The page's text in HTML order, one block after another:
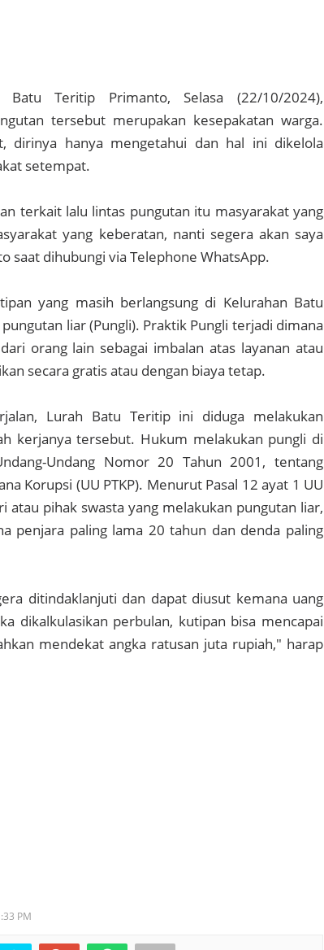
Teritip Primanto, Selasa (22/10/2024),
tersebut merupakan kesepakatan warga.
dirinya hanya mengetahui dan hal ini dikelola
setempat.
terkait lalu lintas pungutan itu masyarakat yang
yang keberatan, nanti segera akan saya
saat dihubungi via Telephone WhatsApp.
yang masih berlangsung di Kelurahan Batu
liar (Pungli). Praktik Pungli terjadi dimana
orang lain sebagai imbalan atas layanan atau
secara gratis atau dengan biaya tetap.
Lurah Batu Teritip ini diduga melakukan
kerjanya tersebut. Hukum melakukan pungli di
Undang Nomor 20 Tahun 2001, tentang
Korupsi (UU PTKP). Menurut Pasal 12 ayat 1 UU
atau pihak swasta yang melakukan pungutan liar,
penjara paling lama 20 tahun dan denda paling
ditindaklanjuti dan dapat diusut kemana uang
dikalkulasikan perbulan, kutipan bisa mencapai
mendekat angka ratusan juta rupiah," harap
PM